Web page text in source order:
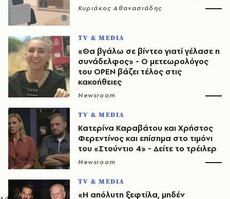
Κυριάκος Αθανασιάδης
TV & MEDIA
«Θα βγάλω σε βίντεο γιατί γέλασε η
συνάδελφος» - Ο μετεωρολόγος
του OPEN βάζει τέλος στις
κακοήθειες
Newsroom
TV & MEDIA
Κατερίνα Καραβάτου και Χρήστος
Φερεντίνος και επίσημα στο τιμόνι
του «Στούντιο 4» - Δείτε το τρέιλερ
Newsroom
TV & MEDIA
«Η απόλυτη ξεφτίλα, μηδέν